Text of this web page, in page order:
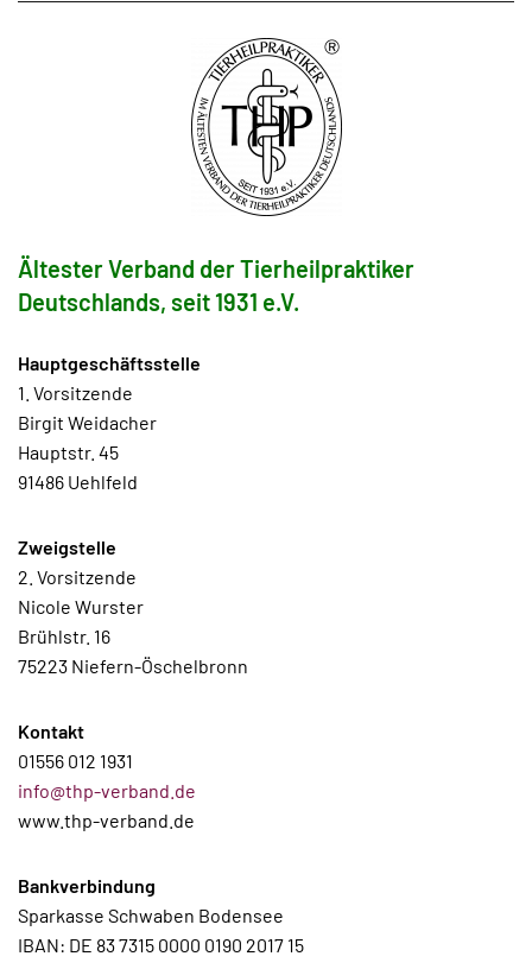
Ältester Verband der Tierheilpraktiker
Deutschlands, seit 1931 e.V.
Hauptgeschäftsstelle
1. Vorsitzende
Birgit Weidacher
Hauptstr. 45
91486 Uehlfeld
Zweigstelle
2. Vorsitzende
Nicole Wurster
Brühlstr. 16
75223 Niefern-Öschelbronn
Kontakt
01556 012 1931
info@thp-verband.de
www.thp-verband.de
Bankverbindung
Sparkasse Schwaben Bodensee
IBAN: DE 83 7315 0000 0190 2017 15